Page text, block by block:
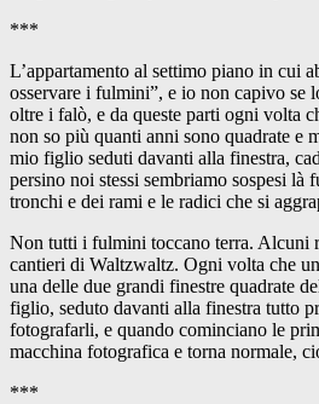
***
L’appartamento al settimo piano in cui
osservare i fulmini”, e io non capivo se
oltre i falò, e da queste parti ogni volta
non so più quanti anni sono quadrate e
mio figlio seduti davanti alla finestra,
persino noi stessi sembriamo sospesi
tronchi e dei rami e le radici che si
Non tutti i fulmini toccano terra. Alcuni
cantieri di Waltzwaltz. Ogni volta che
una delle due grandi finestre quadrate
figlio, seduto davanti alla finestra tutto
fotografarli, e quando cominciano le
macchina fotografica e torna normale,
***